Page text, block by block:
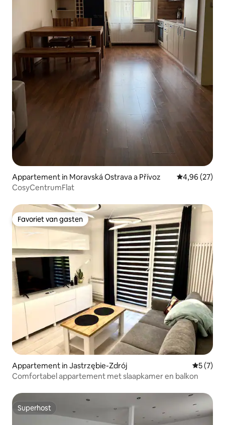
Appartement in Moravská Ostrava a Přívoz Gemiddelde
4,96 (27)
CosyCentrumFlat
Favoriet van gasten
Favoriet van gasten
Appartement in Jastrzębie-Zdrój
5 (7)
Comfortabel appartement met slaapkamer en balkon
Superhost
Superhost